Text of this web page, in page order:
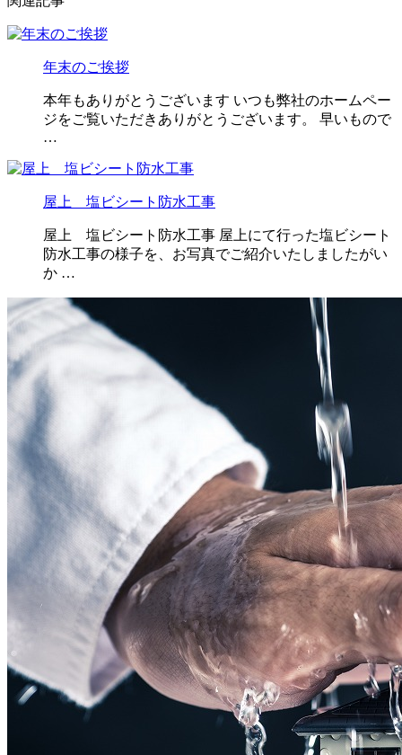
年末のご挨拶
本年もありがとうございます いつも弊社のホームペー
ジをご覧いただきありがとうございます。 早いもので
…
屋上 塩ビシート防水工事
屋上 塩ビシート防水工事 屋上にて行った塩ビシート
防水工事の様子を、お写真でご紹介いたしましたがい
か …